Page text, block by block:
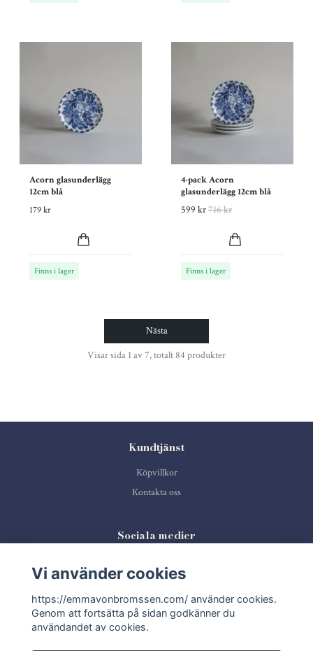
Acorn glasunderlägg
12cm blå
179 kr
Finns i lager
4-pack Acorn
glasunderlägg 12cm blå
599 kr716 kr
Finns i lager
Nästa
Visar sida 1 av 7, totalt 84 produkter
Kundtjänst
Köpvillkor
Kontakta oss
Sociala medier
Prenumerera på vårt nyhetsbrev
Vi använder cookies
https://emmavonbromssen.com/ använder cookies.
Genom att fortsätta på sidan godkänner du
användandet av cookies.